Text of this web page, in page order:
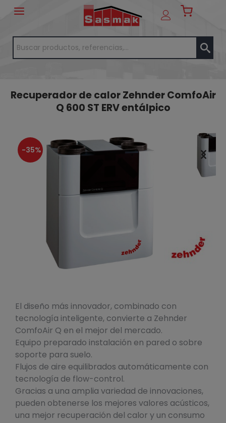
Recuperador de calor Zehnder ComfoAir
Q 600 ST ERV entálpico
-35%
El diseño más innovador, combinado con
tecnología inteligente, convierte a Zehnder
ComfoAir Q en el mejor del mercado.
Equipo preparado instalación en pared o sobre
soporte para suelo.
Flujos de aire equilibrados automáticamente con
tecnología de flow-control.
Gracias a una amplia variedad de innovaciones,
pueden obtenerse los mejores valores acústicos,
una mejor recuperación del calor y un consumo